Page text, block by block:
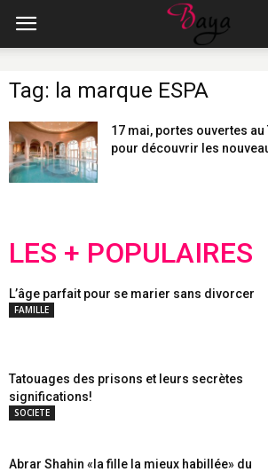
Tag: la marque ESPA
17 mai, portes ouvertes au
pour découvrir les
LES + POPULAIRES
L’âge parfait pour se marier sans divorcer
FAMILLE
Tatouages des prisons et leurs secrètes
significations!
SOCIETE
Abrar Shahin «la fille la mieux habillée» du